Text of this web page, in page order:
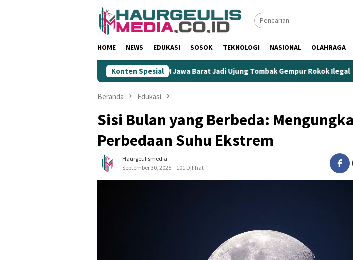
HOME NEWS EDUKASI SOSOK TEKNOLOGI NASIONAL OLAHRAGA
Konten Spesial
KIM Jawa Barat Jadi Ujung Tombak Gempur Rokok Ilegal
Beranda Edukasi
Sisi Bulan yang Berbeda:
Perbedaan Suhu Ekstrem
Haurgeulismedia
September 30, 2025
101 Dilihat